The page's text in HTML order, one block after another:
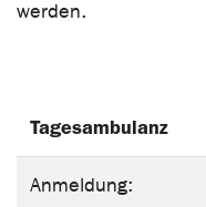
werden.
Tagesambulanz
Anmeldung: